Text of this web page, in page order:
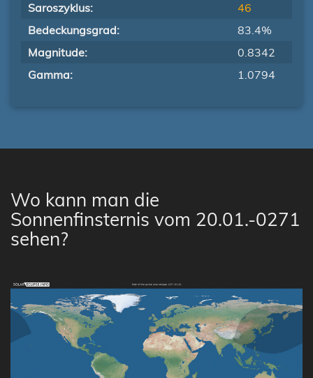
Saroszyklus:
46
Bedeckungsgrad:
83.4%
Magnitude:
0.8342
Gamma:
1.0794
Wo kann man die
Sonnenfinsternis vom 20.01.-0271
sehen?